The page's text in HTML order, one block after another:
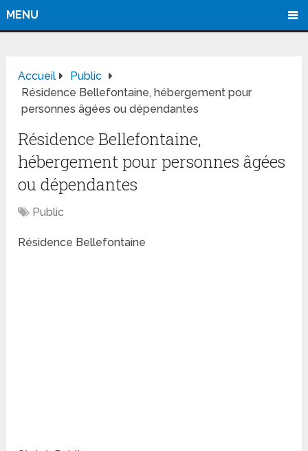
MENU
Accueil
Public
Résidence Bellefontaine, hébergement pour
personnes âgées ou dépendantes
Résidence Bellefontaine,
hébergement pour personnes âgées
ou dépendantes
Public
Résidence Bellefontaine